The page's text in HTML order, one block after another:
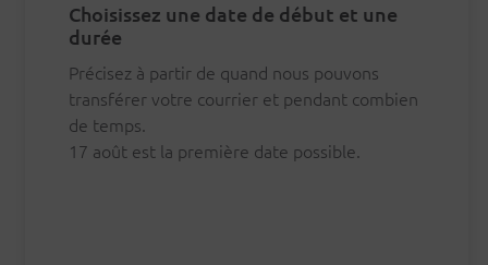
Choisissez une date de début et une
durée
Précisez à partir de quand nous pouvons
transférer votre courrier et pendant combien
de temps.
17 août est la première date possible.